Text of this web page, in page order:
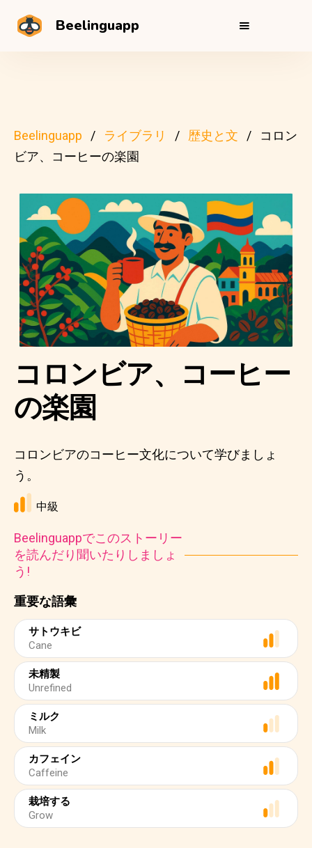
Beelinguapp
Beelinguapp ライブラリ 歴史と文
コロン
ビア、コーヒーの楽園
重要な語彙
サトウキビ
Cane
未精製
Unrefined
ミルク
Milk
カフェイン
Caffeine
栽培する
Grow
コロンビア、コーヒー
の楽園
コロンビアのコーヒー文化について学びましょ
う。
中級
Beelinguappでこのストーリー
を読んだり聞いたりしましょ
う!